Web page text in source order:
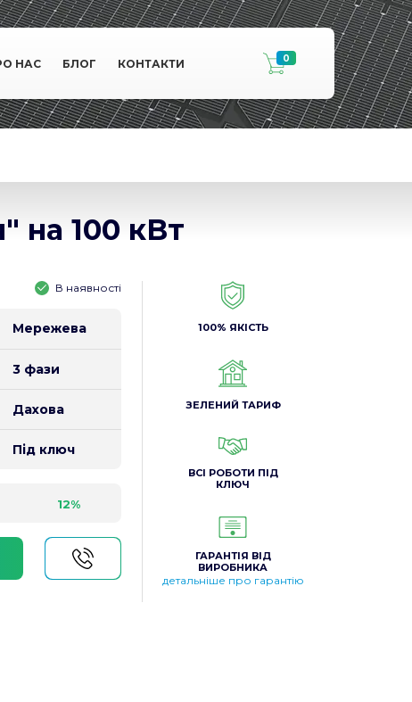
НАС БЛОГ КОНТАКТИ 0
на 100 кВт
В наявності
Мережева
3 фази
Дахова
Під ключ
12%
100% ЯКІСТЬ
ЗЕЛЕНИЙ ТАРИФ
ВСІ РОБОТИ ПІД
КЛЮЧ
ГАРАНТІЯ ВІД
ВИРОБНИКА
детальніше про гарантію